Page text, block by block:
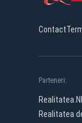
Contact
Parteneri:
Realitatea